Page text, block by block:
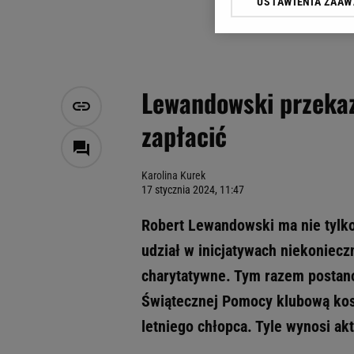
Lewandowski
zapłacić
Karolina Kurek
17 stycznia 2024, 11:47
Robert Lewandowski ma nie
udział w inicjatywach
charytatywne. Tym razem
Świątecznej Pomocy klubową
letniego chłopca. Tyle wynosi
Klikając „Akceptuję”
Zaufanych Partnerów i
My, nasi Zaufani
Użycie dokładnych